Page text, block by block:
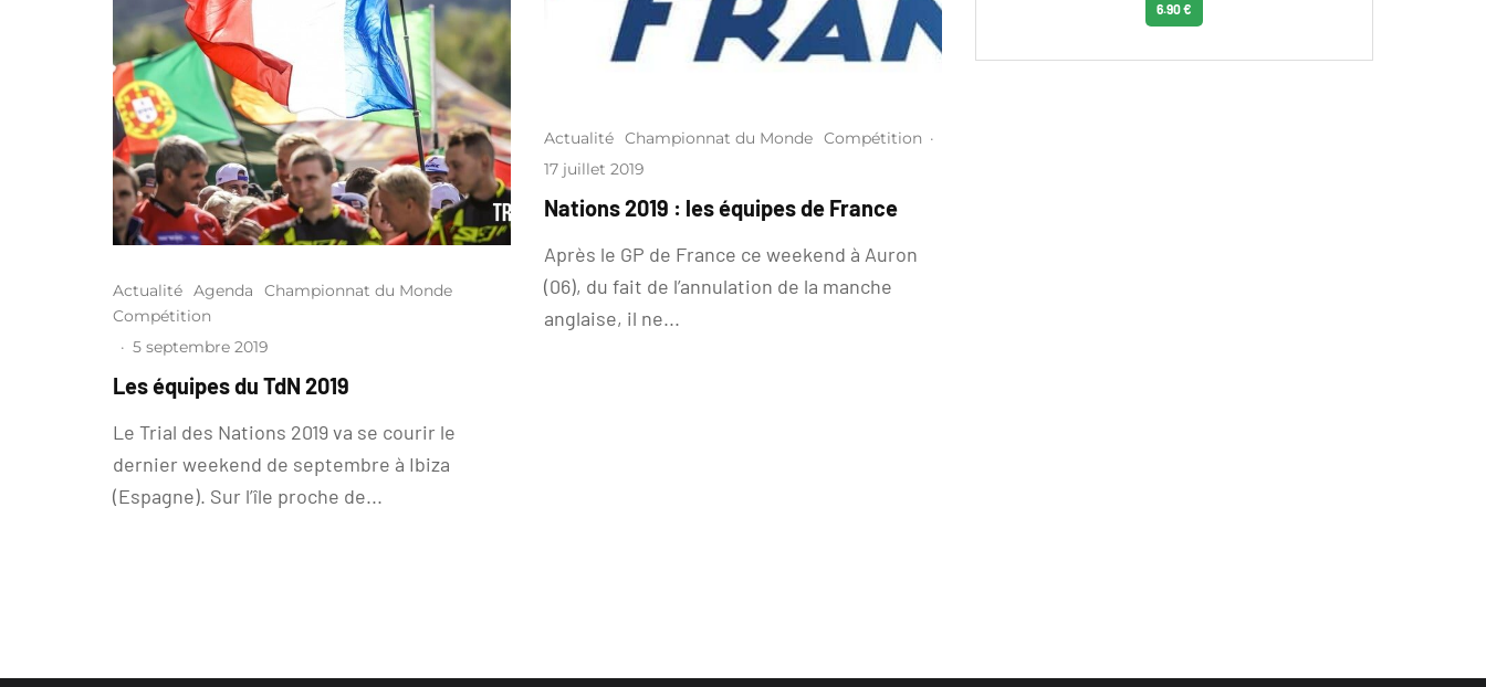
Actualité Agenda
Championnat du Monde
Compétition
· 5 septembre 2019
Les équipes du TdN 2019
Le Trial des Nations 2019 va se courir le
dernier weekend de septembre à Ibiza
(Espagne). Sur l’île proche de...
Actualité Championnat du Monde Compétition ·
17 juillet 2019
Nations 2019 : les équipes de France
Après le GP de France ce weekend à Auron
(06), du fait de l’annulation de la manche
anglaise, il ne...
6.90 €